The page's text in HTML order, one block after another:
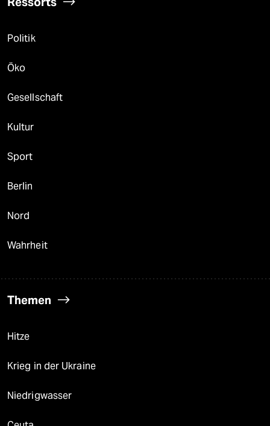
Politik
Öko
Gesellschaft
Kultur
Sport
Berlin
Nord
Wahrheit
Themen
Hitze
Krieg in der Ukraine
Niedrigwasser